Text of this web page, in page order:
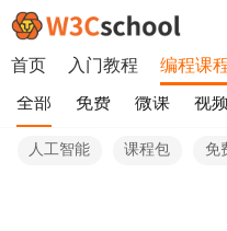
首页 入门教程 编程课
全部 免费 微课 视
人工智能 课程包 免